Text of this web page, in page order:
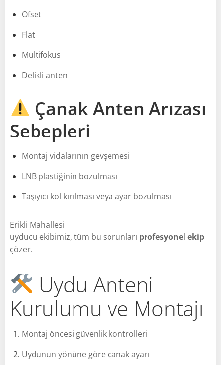
Ofset
Flat
Multifokus
Delikli anten
Çanak Anten Arızası
Sebepleri
Montaj vidalarının gevşemesi
LNB plastiğinin bozulması
Taşıyıcı kol kırılması veya ayar bozulması
Erikli Mahallesi
uyducu ekibimiz, tüm bu sorunları profesyonel ekip
çözer.
Uydu Anteni
Kurulumu ve Montajı
Montaj öncesi güvenlik kontrolleri
Uydunun yönüne göre çanak ayarı